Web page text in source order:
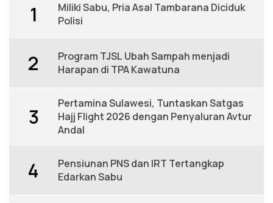
1
Miliki Sabu, Pria Asal Tambarana Diciduk
Polisi
2
Program TJSL Ubah Sampah menjadi
Harapan di TPA Kawatuna
3
Pertamina Sulawesi, Tuntaskan Satgas
Hajj Flight 2026 dengan Penyaluran Avtur
Andal
4
Pensiunan PNS dan IRT Tertangkap
Edarkan Sabu